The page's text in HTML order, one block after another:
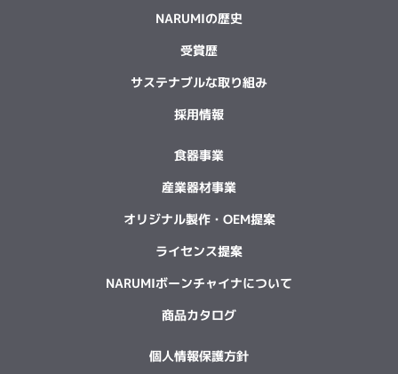
NARUMIの歴史
受賞歴
サステナブルな取り組み
採用情報
食器事業
産業器材事業
オリジナル製作・OEM提案
ライセンス提案
NARUMIボーンチャイナについて
商品カタログ
個人情報保護方針